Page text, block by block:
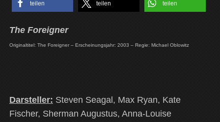
teilen teilen teilen
The Foreigner
Originaltitel: The Foreigner – Erscheinungsjahr: 2003 – Regie: Michael Oblowitz
Darsteller: Steven Seagal, Max Ryan, Kate
Fischer, Sherman Augustus, Anna-Louise